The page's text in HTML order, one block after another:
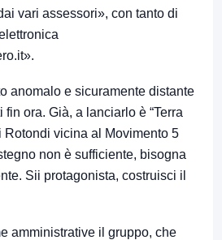
vari assessori», con tanto di
anomalo e sicuramente distante
ora. Già, a lanciarlo è “Terra
Rotondi vicina al Movimento 5
non è sufficiente, bisogna
Sii protagonista, costruisci il
amministrative il gruppo, che